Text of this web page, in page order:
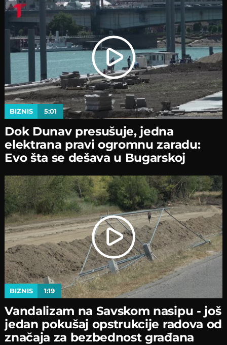
BIZNIS 5:01
Dok Dunav presušuje, jedna
elektrana pravi ogromnu zaradu:
Evo šta se dešava u Bugarskoj
BIZNIS 1:19
Vandalizam na Savskom nasipu - јoš
јedan pokušaј opstrukciјe radova od
značaјa za bezbednost građana